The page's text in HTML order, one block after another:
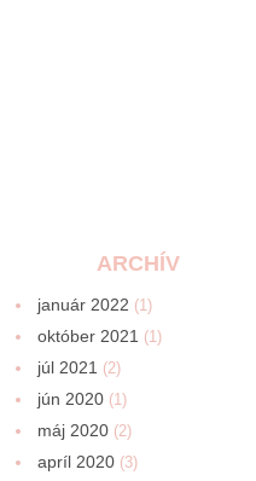
ARCHÍV
január 2022 (1)
október 2021 (1)
júl 2021 (2)
jún 2020 (1)
máj 2020 (2)
apríl 2020 (3)